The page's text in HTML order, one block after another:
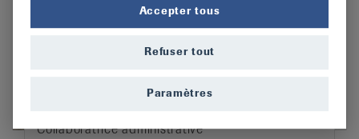
Collaboratrice administrative
Accepter tous
Refuser tout
Paramètres